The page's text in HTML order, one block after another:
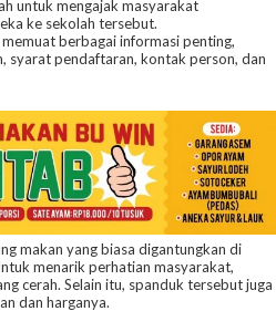
untuk mengajak masyarakat
ke sekolah tersebut.
berbagai informasi penting,
syarat pendaftaran, kontak person, dan
makan yang biasa digantungkan di
menarik perhatian masyarakat,
cerah. Selain itu, spanduk tersebut juga
dan harganya.